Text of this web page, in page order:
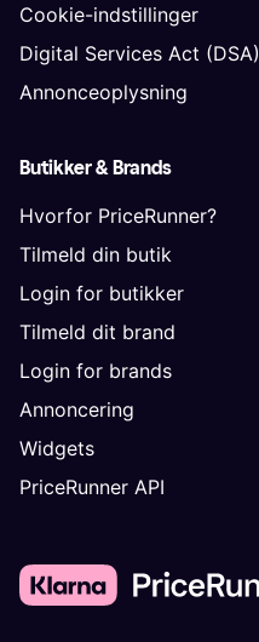
Cookie-indstillinger
Digital Services Act (DSA)
Annonceoplysning
Butikker & Brands
Hvorfor PriceRunner?
Tilmeld din butik
Login for butikker
Tilmeld dit brand
Login for brands
Annoncering
Widgets
PriceRunner API